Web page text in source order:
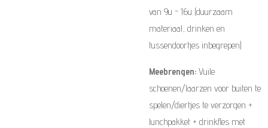
van 9u - 16u (duurzaam
materiaal, drinken en
tussendoortjes inbegrepen)
Meebrengen: Vuile
schoenen/laarzen voor buiten te
spelen/diertjes te verzorgen +
lunchpakket + drinkfles met